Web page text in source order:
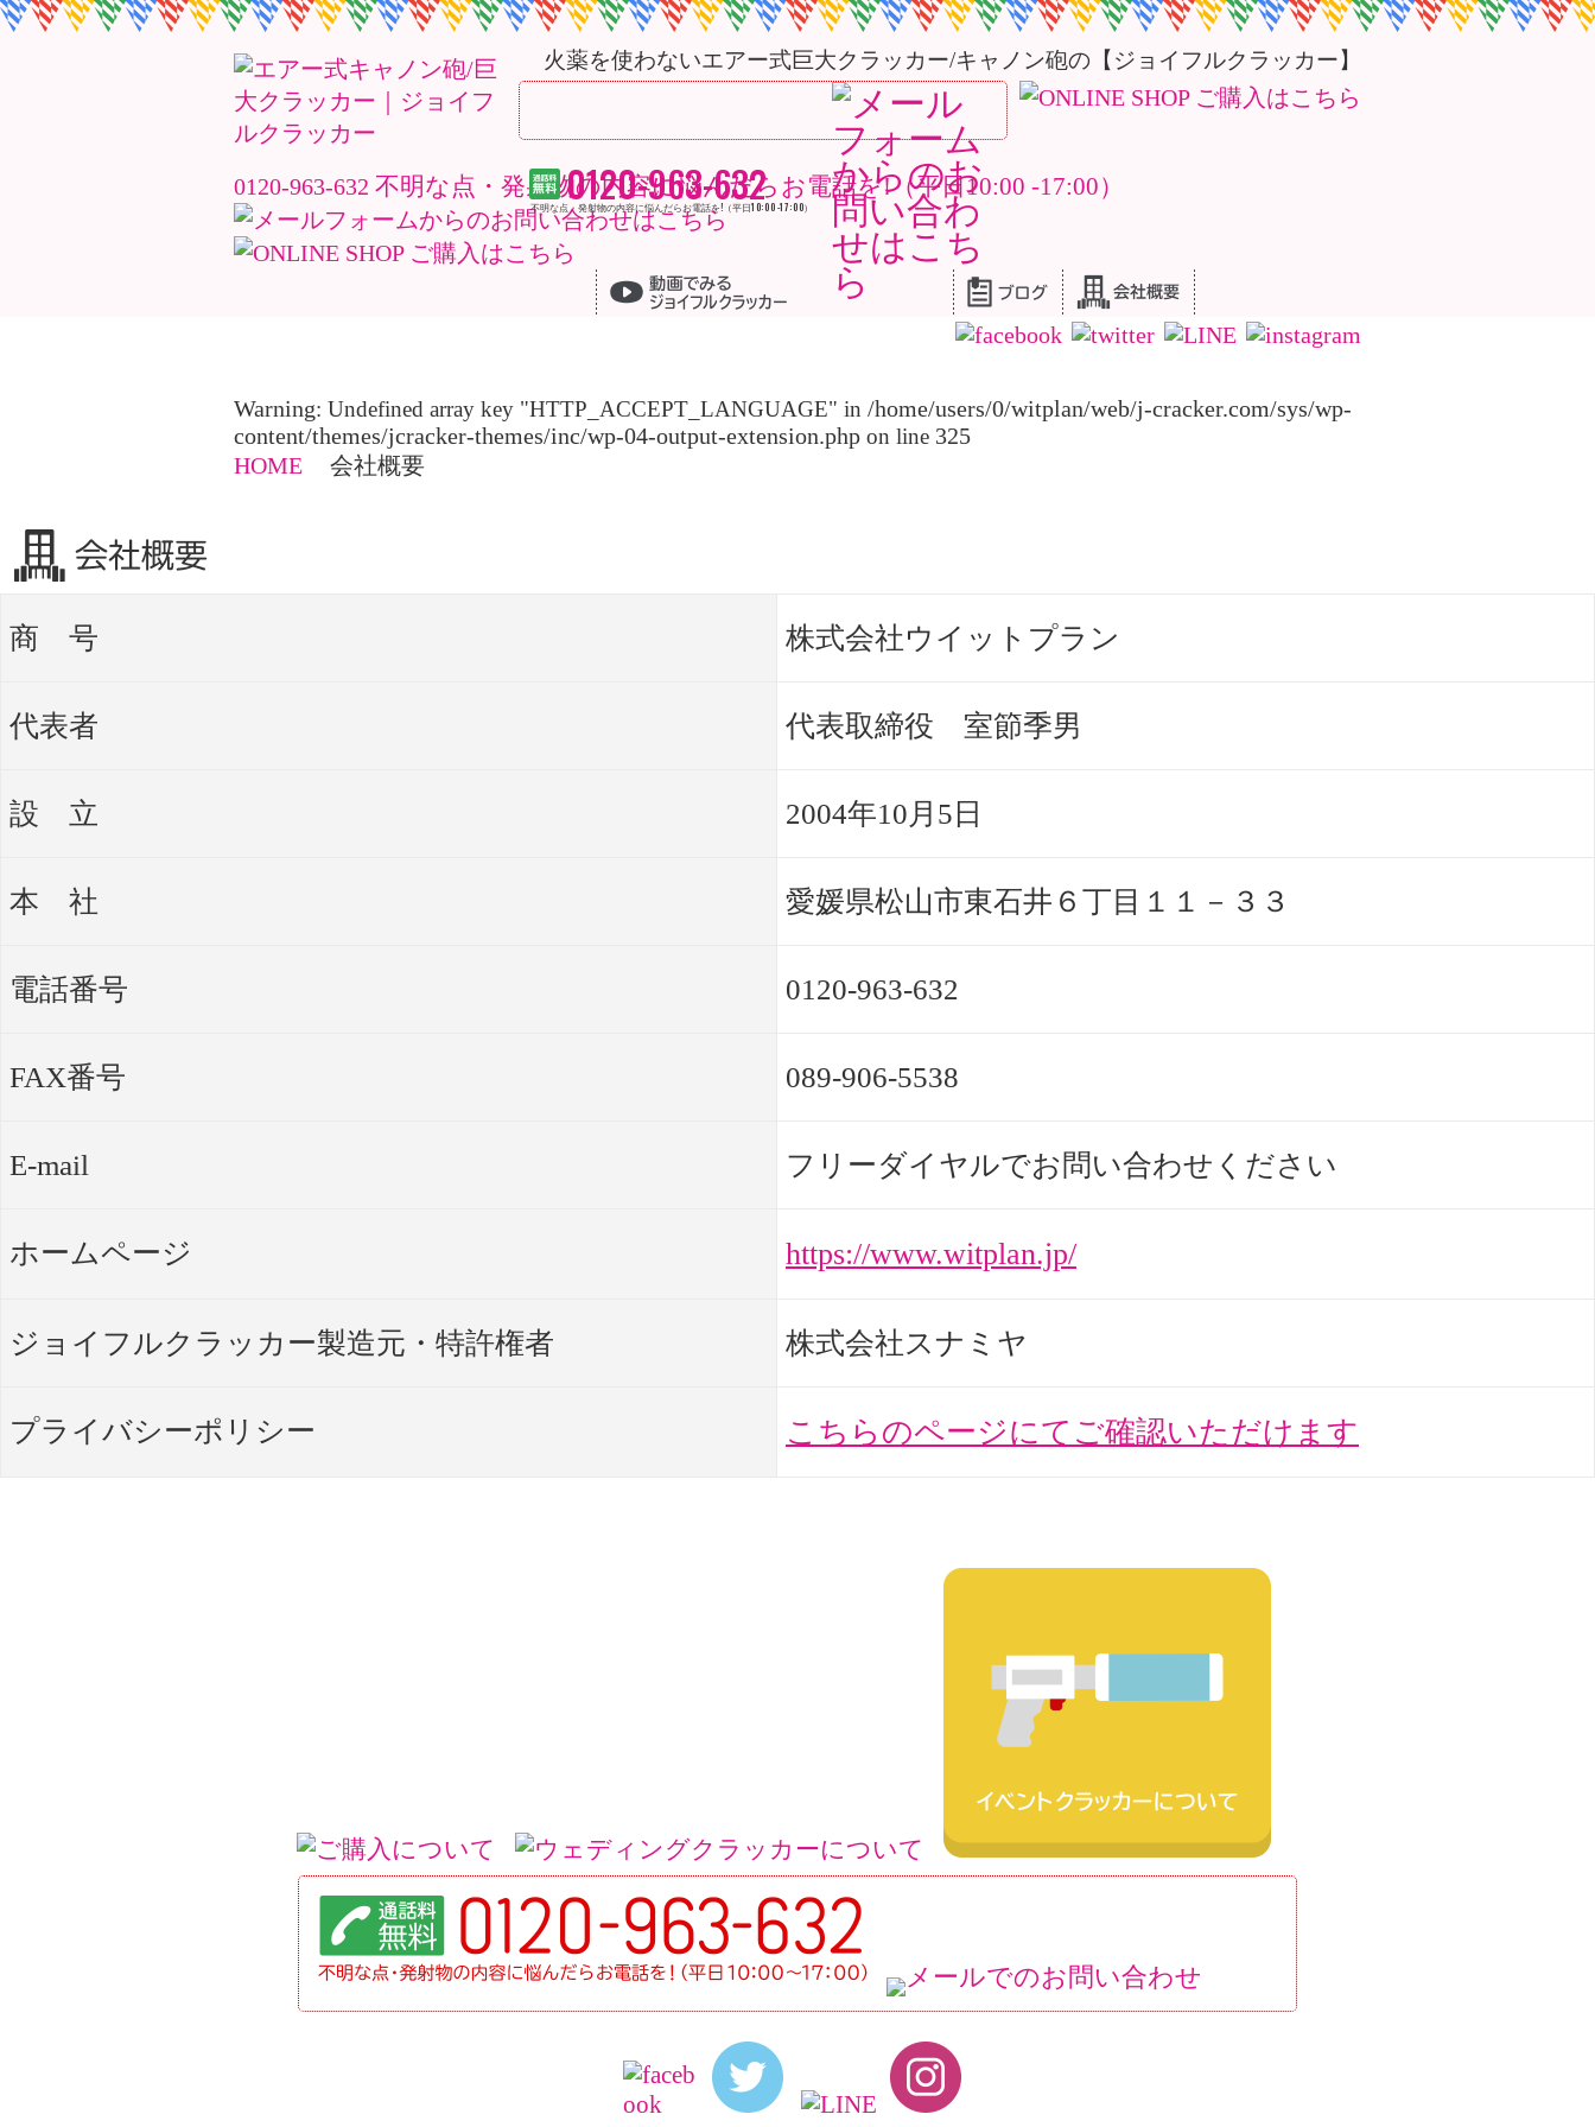
火薬を使わないエアー式巨大クラッカー/キャノン砲の【ジョイフルクラッカー】
0120-963-632 不明な点・発射物の内容に悩んだらお電話を!（平日10:00 -17:00）
0120-963-632
不明な点・発射物の内容に悩んだらお電話を!（平日10:00 -17:00）
Warning: Undefined array key "HTTP_ACCEPT_LANGUAGE" in /home/users/0/witplan/web/j-cracker.com/sys/wp-
content/themes/jcracker-themes/inc/wp-04-output-extension.php on line 325
HOME
会社概要
商 号 株式会社ウイットプラン
代表者 代表取締役 室節季男
設 立 2004年10月5日
本 社 愛媛県松山市東石井６丁目１１－３３
電話番号 0120-963-632
FAX番号 089-906-5538
E-mail フリーダイヤルでお問い合わせください
ホームページ https://www.witplan.jp/
ジョイフルクラッカー製造元・特許権者 株式会社スナミヤ
プライバシーポリシー こちらのページにてご確認いただけます